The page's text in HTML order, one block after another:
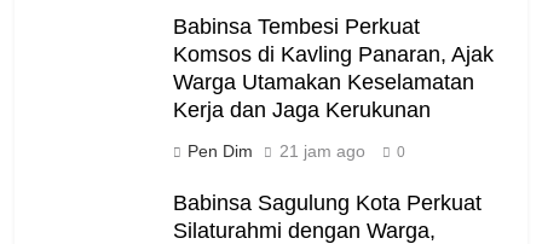
Babinsa Tembesi Perkuat
Komsos di Kavling Panaran, Ajak
Warga Utamakan Keselamatan
Kerja dan Jaga Kerukunan
Pen Dim 21 jam ago 0
Babinsa Sagulung Kota Perkuat
Silaturahmi dengan Warga,